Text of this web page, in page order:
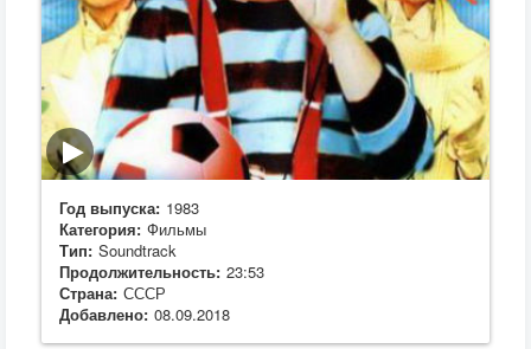
Год выпуска: 1983
Категория: Фильмы
Тип: Soundtrack
Продолжительность: 23:53
Страна: СССР
Добавлено: 08.09.2018